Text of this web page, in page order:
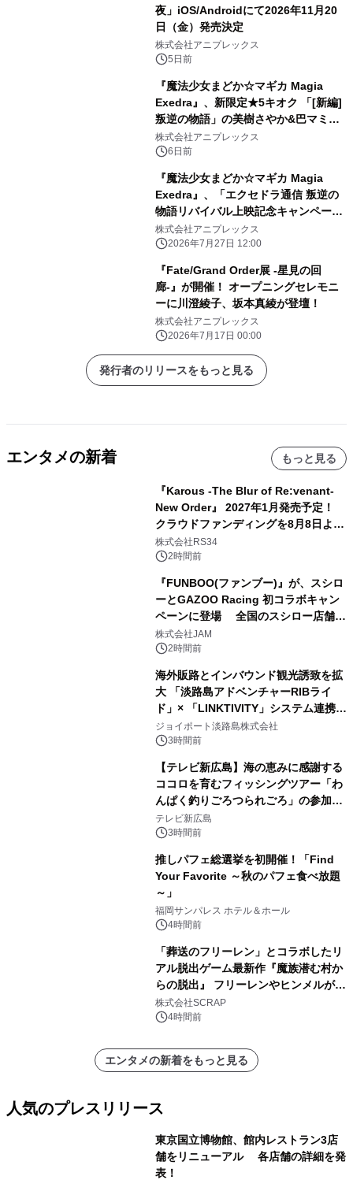
夜」iOS/Androidにて2026年11月20
日（金）発売決定
株式会社アニプレックス
5日前
『魔法少女まどか☆マギカ Magia
Exedra』、新限定★5キオク 「[新編]
叛逆の物語」の美樹さやか&巴マミ登
場！「[新編]叛逆の物語」リバイバル
上映記念でマギカストーン最大9,000
株式会社アニプレックス
6日前
『魔法少女まどか☆マギカ Magia
Exedra』、「エクセドラ通信 叛逆の
物語リバイバル上映記念キャンペーン
情報解禁SP」が7月30日(木)20時〜生
配信決定！
株式会社アニプレックス
2026年7月27日 12:00
『Fate/Grand Order展 -星見の回
廊-』が開催！ オープニングセレモニ
ーに川澄綾子、坂本真綾が登壇！
株式会社アニプレックス
2026年7月17日 00:00
発行者のリリースをもっと見る
エンタメの新着 もっと見る
『Karous -The Blur of Re:venant-
New Order』 2027年1月発売予定！
クラウドファンディングを8月8日より
開始
株式会社RS34
2時間前
『FUNBOO(ファンブー)』が、スシロ
ーとGAZOO Racing 初コラボキャン
ペーンに登場 全国のスシロー店舗で
GR 4車種の FUNBOO(ミニカー)付き
メニューが展開されます
株式会社JAM
2時間前
海外販路とインバウンド観光誘致を拡
大 「淡路島アドベンチャーRIBライ
ド」× 「LINKTIVITY」システム連携を
開始！
ジョイポート淡路島株式会社
3時間前
【テレビ新広島】海の恵みに感謝する
ココロを育むフィッシングツアー「わ
んぱく釣りごろつられごろ」の参加小
学生を募集
テレビ新広島
3時間前
推しパフェ総選挙を初開催！「Find
Your Favorite ～秋のパフェ食べ放題
～」
福岡サンパレス ホテル＆ホール
4時間前
「葬送のフリーレン」とコラボしたリ
アル脱出ゲーム最新作『魔族潜む村か
らの脱出』 フリーレンやヒンメルが武
器を手に魔族を見据える描き下ろしメ
インビジュアル公開
株式会社SCRAP
4時間前
エンタメの新着をもっと見る
人気のプレスリリース
東京国立博物館、館内レストラン3店
舗をリニューアル 各店舗の詳細を発
表！